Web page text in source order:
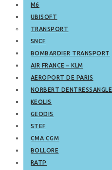
M6
UBISOFT
TRANSPORT
SNCF
BOMBARDIER TRANSPORT
AIR FRANCE – KLM
AEROPORT DE PARIS
NORBERT DENTRESSANGLE
KEOLIS
GEODIS
STEF
CMA CGM
BOLLORE
RATP